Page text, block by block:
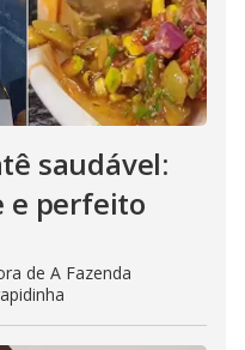
saudável:
e perfeito
de A Fazenda